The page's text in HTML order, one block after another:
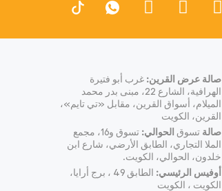
صالة عرض القرين: غرب أبو فتيرة
الهرافية، الشارع 22، مبنى بدر محمد
الميلام، أسواق القرين، مقابل «تي تايم»،
القرين، الكويت
صالة تسوق الحوالي:
تسوق و16، مجمع
الملا التجاري، الطابق الأرضي، شارع ابن
خلدون، الحوالي، الكويت.
أوفيس الرئيسي:
الطابق 49 ، برج أرايا،
الكويت ، الكويت